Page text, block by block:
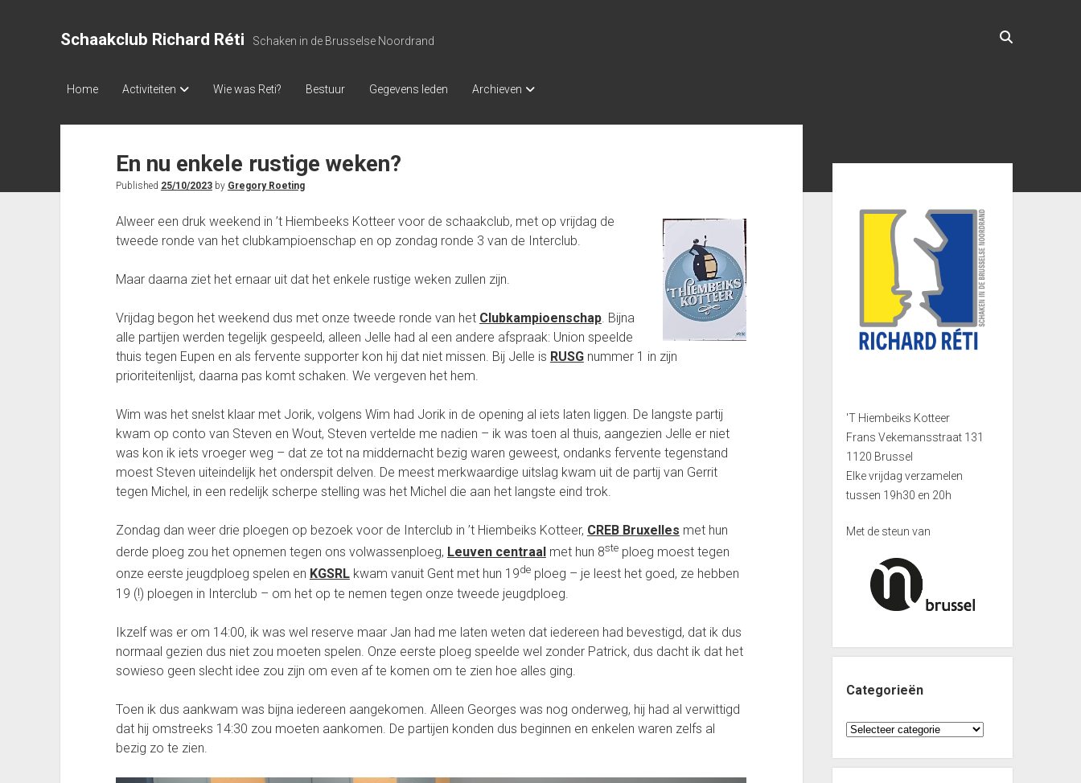
Schaakclub Richard Réti Schaken in de Brusselse Noordrand
Home Activiteiten Wie was Reti? Bestuur Gegevens leden Archieven
En nu enkele rustige weken?
Published 25/10/2023by Gregory Roeting
Alweer een druk weekend in ’t Hiembeeks Kotteer voor de schaakclub, met op vrijdag de
tweede ronde van het clubkampioenschap en op zondag ronde 3 van de Interclub.
Maar daarna ziet het ernaar uit dat het enkele rustige weken zullen zijn.
Vrijdag begon het weekend dus met onze tweede ronde van het Clubkampioenschap. Bijna
alle partijen werden tegelijk gespeeld, alleen Jelle had al een andere afspraak: Union speelde
thuis tegen Eupen en als fervente supporter kon hij dat niet missen. Bij Jelle is RUSGnummer 1 in zijn
prioriteitenlijst, daarna pas komt schaken. We vergeven het hem.
Wim was het snelst klaar met Jorik, volgens Wim had Jorik in de opening al iets laten liggen. De langste partij
kwam op conto van Steven en Wout, Steven vertelde me nadien – ik was toen al thuis, aangezien Jelle er niet
was kon ik iets vroeger weg – dat ze tot na middernacht bezig waren geweest, ondanks fervente tegenstand
moest Steven uiteindelijk het onderspit delven. De meest merkwaardige uitslag kwam uit de partij van Gerrit
tegen Michel, in een redelijk scherpe stelling was het Michel die aan het langste eind trok.
Zondag dan weer drie ploegen op bezoek voor de Interclub in ’t Hiembeiks Kotteer, CREB Bruxelles met hun
derde ploeg zou het opnemen tegen ons volwassenploeg, Leuven centraal met hun 8steploeg moest tegen
onze eerste jeugdploeg spelen en KGSRLkwam vanuit Gent met hun 19deploeg – je leest het goed, ze hebben
19 (!) ploegen in Interclub – om het op te nemen tegen onze tweede jeugdploeg.
Ikzelf was er om 14:00, ik was wel reserve maar Jan had me laten weten dat iedereen had bevestigd, dat ik dus
normaal gezien dus niet zou moeten spelen. Onze eerste ploeg speelde wel zonder Patrick, dus dacht ik dat het
sowieso geen slecht idee zou zijn om even af te komen om te zien hoe alles ging.
Toen ik dus aankwam was bijna iedereen aangekomen. Alleen Georges was nog onderweg, hij had al verwittigd
dat hij omstreeks 14:30 zou moeten aankomen. De partijen konden dus beginnen en enkelen waren zelfs al
bezig zo te zien.
'T Hiembeiks Kotteer
Frans Vekemansstraat 131
1120 Brussel
Elke vrijdag verzamelen
tussen 19h30 en 20h
Met de steun van
Categorieën
Categorieën